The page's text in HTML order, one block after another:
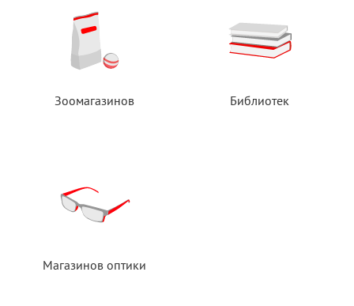
Зоомагазинов Библиотек
Магазинов оптики